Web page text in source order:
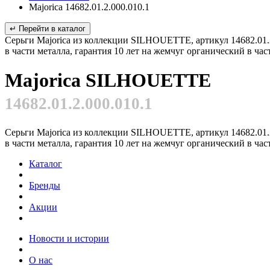
Majorica 14682.01.2.000.010.1
↵ Перейти в каталог
Серьги Majorica из коллекции SILHOUETTE, артикул
в части металла, гарантия 10 лет на жемчуг органический в
Majorica SILHOUETTE
14682.01.2.000.010.1
Серьги Majorica из коллекции SILHOUETTE, артикул
в части металла, гарантия 10 лет на жемчуг органический в
Каталог
Бренды
Акции
Новости и истории
О нас